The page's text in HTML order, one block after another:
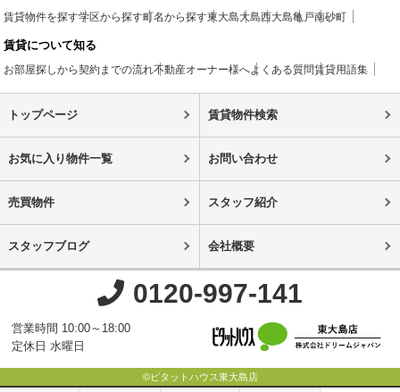
賃貸物件を探す学区から探す町名から探す東大島大島西大島亀戸南砂町
賃貸について知る
お部屋探しから契約までの流れ不動産オーナー様へよくある質問賃貸用語集
トップページ 賃貸物件検索
お気に入り物件一覧 お問い合わせ
売買物件 スタッフ紹介
スタッフブログ 会社概要
0120-997-141
営業時間 10:00～18:00
定休日 水曜日
©ピタットハウス東大島店